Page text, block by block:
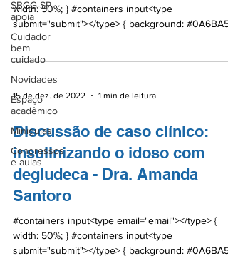
SBGG-SP
apoia
Cuidador
bem
cuidado
Novidades
Espaço
acadêmico
Miniguias
Congressos
e aulas
width: 50%; } #containers input<type
submit="submit"></type> { background: #0A6BA5;
color:...
15 de dez. de 2022 1 min de leitura
Discussão de caso clínico:
insulinizando o idoso com
degludeca - Dra. Amanda
Santoro
#containers input<type email="email"></type> {
width: 50%; } #containers input<type
submit="submit"></type> { background: #0A6BA5;